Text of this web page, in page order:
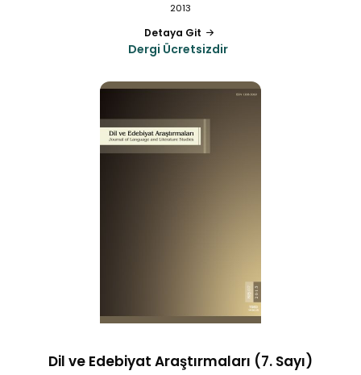
2013
Detaya Git
Dergi Ücretsizdir
Dil ve Edebiyat Araştırmaları (7. Sayı)